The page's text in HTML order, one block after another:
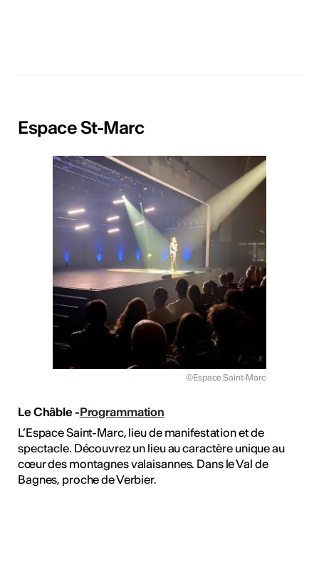
Espace St-Marc
©Espace Saint-Marc
Le Châble -Programmation
L’Espace Saint-Marc, lieu de manifestation et de
spectacle. Découvrez un lieu au caractère unique au
cœur des montagnes valaisannes. Dans le Val de
Bagnes, proche de Verbier.